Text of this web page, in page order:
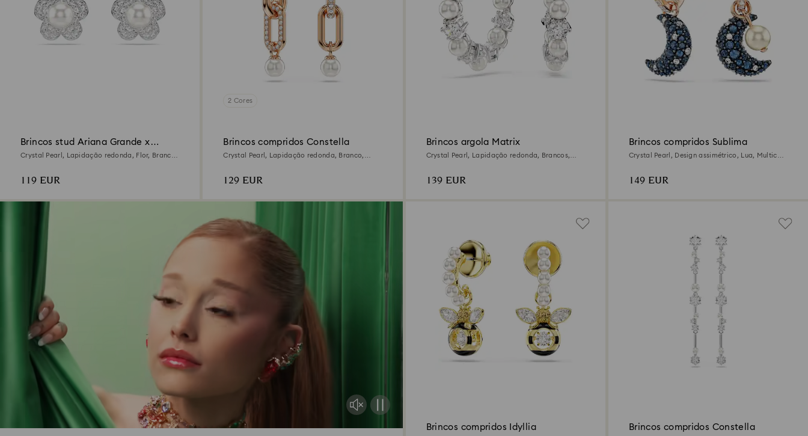
Brincos stud Ariana Grande x
Swarovski
Crystal Pearl, Lapidação redonda, Flor, Branco,
119 EUR
2 Cores
Brincos compridos Constella
Crystal Pearl, Lapidação redonda, Branco,
129 EUR
Brincos argola Matrix
Crystal Pearl, Lapidação redonda, Brancos,
139 EUR
Brincos compridos Sublima
Crystal Pearl, Design assimétrico, Lua, Multicor,
149 EUR
Brincos compridos Idyllia Brincos compridos Constella